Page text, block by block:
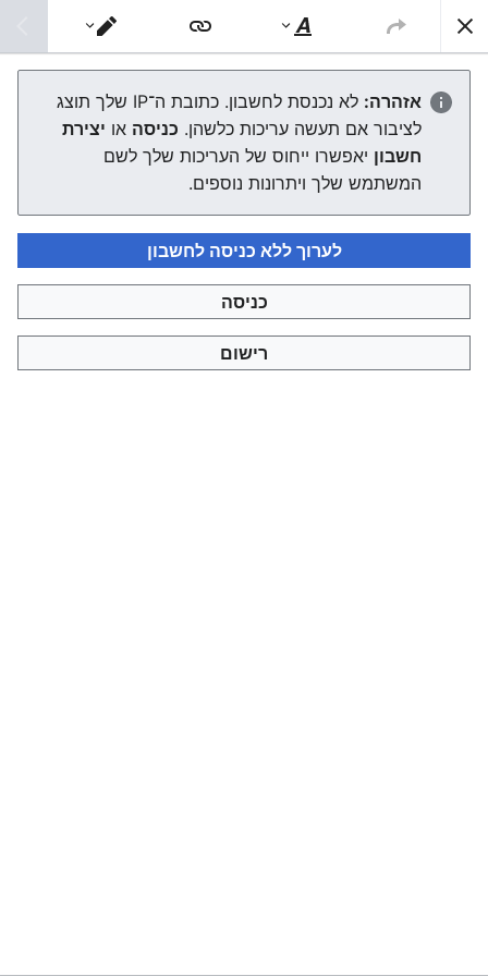
צפונות ויקי
קטגוריה:ספרים ללא שנת הדפסה
העורך ייטען עכשיו. אם ההודעה הזאת עדיין מוצגת לאחר כמה
שניות, אפשרלטעון את הדף מחדש.
מדיניות פרטיות תצוגת מחשבים
סגנוּן
טקסט
מעבר
עורך
אזהרה:
לא נכנסת לחשבון. כתובת ה־IP שלך תוצג
לציבור אם תעשה עריכות כלשהן. כניסה או יצירת
חשבון יאפשרו ייחוס של העריכות שלך לשם
המשתמש שלך ויתרונות נוספים.
לערוך ללא כניסה לחשבון
כניסה
רישום